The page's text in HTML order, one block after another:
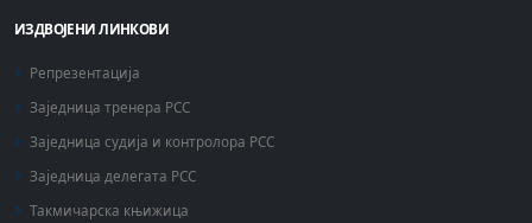
ИЗДВОЈЕНИ ЛИНКОВИ
Репрезентација
Заједница тренера РСС
Заједница судија и контролора РСС
Заједница делегата РСС
Такмичарска књижица